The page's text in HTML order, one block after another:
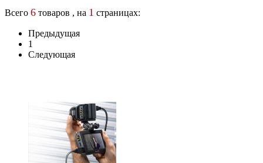
Всего 6 товаров , на 1 страницах:
Предыдущая
1
Следующая